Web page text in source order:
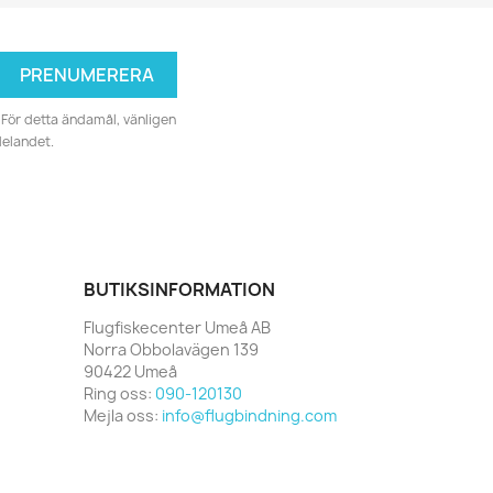
detta ändamål, vänligen
BUTIKSINFORMATION
Flugfiskecenter Umeå AB
Norra Obbolavägen 139
90422 Umeå
Ring oss: 090-120130
Mejla oss: info@flugbindning.com